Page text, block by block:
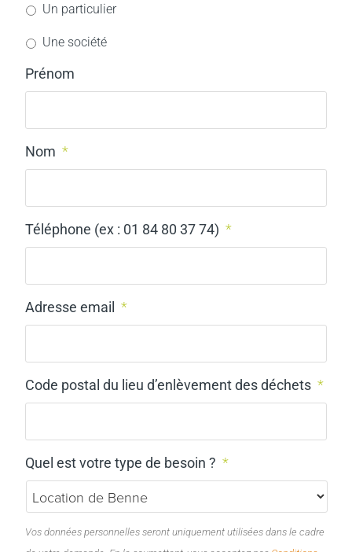
Un particulier
Une société
Prénom
Nom *
Téléphone (ex : 01 84 80 37 74) *
Adresse email *
Code postal du lieu d’enlèvement des déchets *
Quel est votre type de besoin ? *
Vos données personnelles seront uniquement utilisées dans le cadre